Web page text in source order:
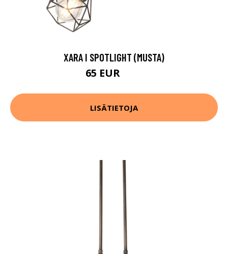
XARA I SPOTLIGHT (MUSTA)
65 EUR
LISÄTIETOJA